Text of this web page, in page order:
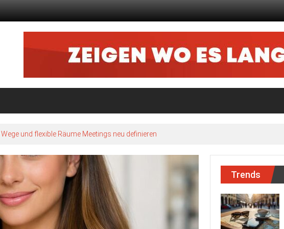
So verändert sich der Alltag junger Entdecker in der Stadt
Trends